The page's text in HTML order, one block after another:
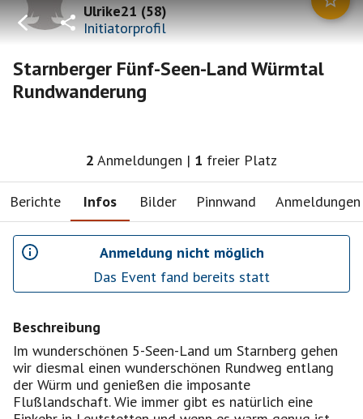
Ulrike21(58)
Initiatorprofil
Starnberger Fünf-Seen-Land Würmtal
Rundwanderung
2 Anmeldungen | 1 freier Platz
Berichte Infos Bilder Pinnwand Anmeldungen
Anmeldung nicht möglich
Das Event fand bereits statt
Beschreibung
Im wunderschönen 5-Seen-Land um Starnberg gehen
wir diesmal einen wunderschönen Rundweg entlang
der Würm und genießen die imposante
Flußlandschaft. Wie immer gibt es natürlich eine